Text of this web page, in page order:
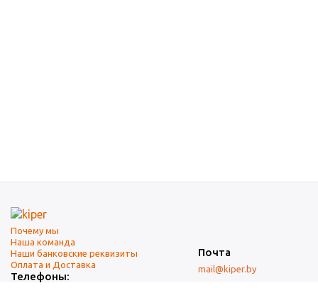
Почему мы
Наша команда
Наши банковские реквизиты
Оплата и Доставка
Телефоны:
Почта
mail@kiper.by